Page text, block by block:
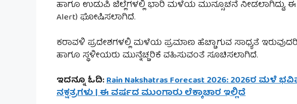
ಹಾಗೂ ಉಡುಪಿ ಜಿಲ್ಲೆಗಳಲ್ಲಿ ಭಾರಿ ಮಳೆಯ ಮುನ್ಸೂಚನೆ ನೀಡಲಾಗಿದ್ದು,
Alert) ಘೋಷಿಸಲಾಗಿದೆ.
ಕರಾವಳಿ ಪ್ರದೇಶಗಳಲ್ಲಿ ಮಳೆಯ ಪ್ರಮಾಣ ಹೆಚ್ಚಾಗುವ ಸಾಧ್ಯತೆ
ಹಾಗೂ ಸ್ಥಳೀಯರು ಮುನ್ನೆಚ್ಚರಿಕೆ ವಹಿಸುವಂತೆ ಸೂಚಿಸಲಾಗಿದೆ.
ಇದನ್ನೂ ಓದಿ:Rain Nakshatras Forecast 2026: 2026ರ ಮಳೆ
ನಕ್ಷತ್ರಗಳು | ಈ ವರ್ಷದ ಮುಂಗಾರು ಲೆಕ್ಕಾಚಾರ ಇಲ್ಲಿದೆ